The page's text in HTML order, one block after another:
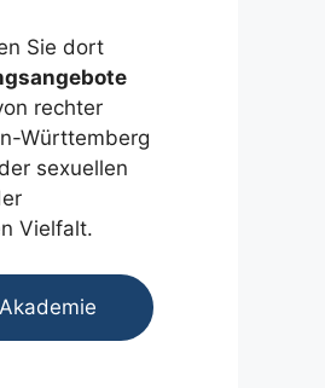
Sie dort
rechter
Württemberg
sexuellen
Vielfalt.